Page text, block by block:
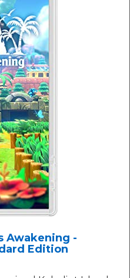
Awakening -
Edition